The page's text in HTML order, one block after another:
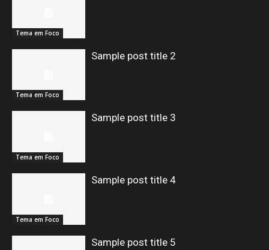
Tema em Foco
Tema em Foco
Sample post title 2
Tema em Foco
Sample post title 3
Tema em Foco
Sample post title 4
Sample post title 5